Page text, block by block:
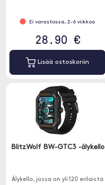
Ei varastossa, 2-6 viikkoa
28.90 €
Lisää ostoskoriin
BlitzWolf BW-GTC3 -älykello
Älykello, jossa on yli 120 erilaista